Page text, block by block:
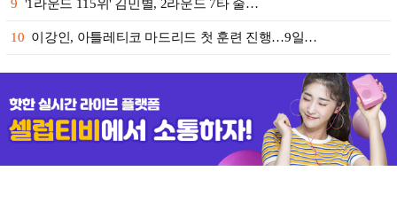
9 '1라운드 115위' 김민별, 2라운드 7타 줄…
10 이강인, 아틀레티코 마드리드 첫 훈련 진행…9일…